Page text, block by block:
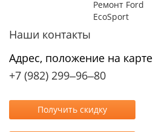
Наши контакты
Адрес, положение на карте
+7 (982) 299‒96‒80